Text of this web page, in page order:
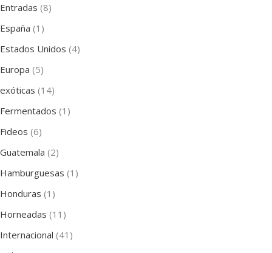
Entradas (8)
España (1)
Estados Unidos (4)
Europa (5)
exóticas (14)
Fermentados (1)
Fideos (6)
Guatemala (2)
Hamburguesas (1)
Honduras (1)
Horneadas (11)
Internacional (41)